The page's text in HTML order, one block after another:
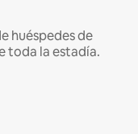
huéspedes de
toda la estadía.